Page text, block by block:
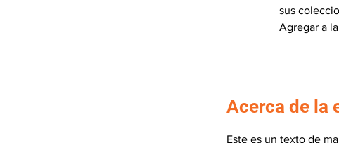
sus
Agregar a
Acerca de la
Este es un texto de